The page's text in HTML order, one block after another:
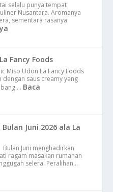
selalu punya tempat
Nusantara. Aromanya
sementara rasanya
La Fancy Foods
Miso Udon La Fancy Foods
saus creamy yang
Baca
Juni 2026 ala La
Bulan Juni menghadirkan
ragam masakan rumahan
selera. Peralihan…